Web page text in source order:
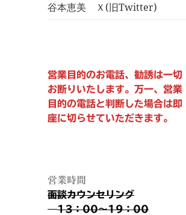
谷本恵美 Ｘ(旧Twitter)
営業目的のお電話、勧誘は一切
お断りいたします。万一、営業
目的の電話と判断した場合は即
座に切らせていただきます。
営業時間
面談カウンセリング
13：00～19：00